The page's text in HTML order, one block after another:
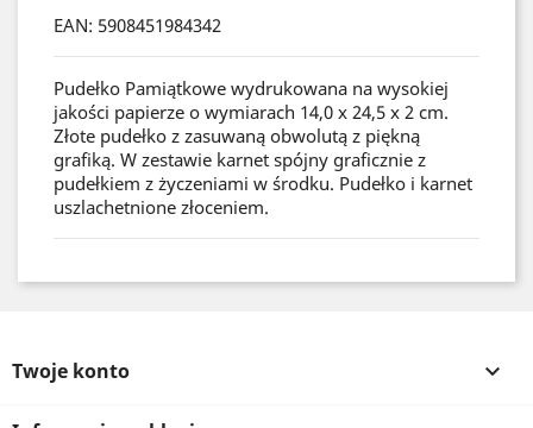
EAN: 5908451984342
Pudełko Pamiątkowe wydrukowana na wysokiej
jakości papierze o wymiarach 14,0 x 24,5 x 2 cm.
Złote pudełko z zasuwaną obwolutą z piękną
grafiką. W zestawie karnet spójny graficznie z
pudełkiem z życzeniami w środku. Pudełko i karnet
uszlachetnione złoceniem.
Twoje konto 